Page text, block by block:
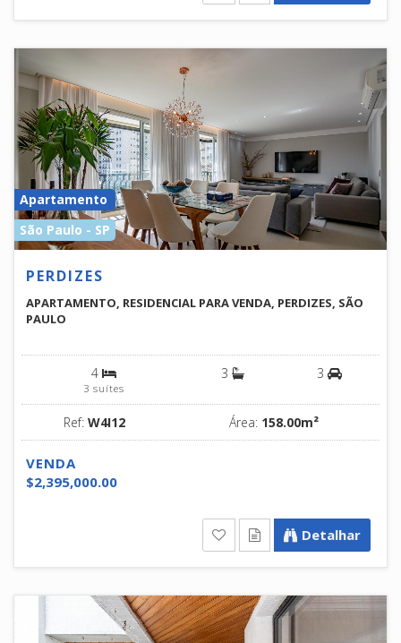
Apartamento
São Paulo - SP
PERDIZES
APARTAMENTO, RESIDENCIAL PARA VENDA, PERDIZES, SÃO
PAULO
4
3 suítes
3 3
Ref: W4I12 Área: 158.00m²
VENDA
$2,395,000.00
Detalhar